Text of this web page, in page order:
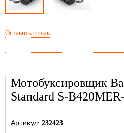
Мотобуксировщик
Standard S-
Артикул: 232423
Оставить отзыв